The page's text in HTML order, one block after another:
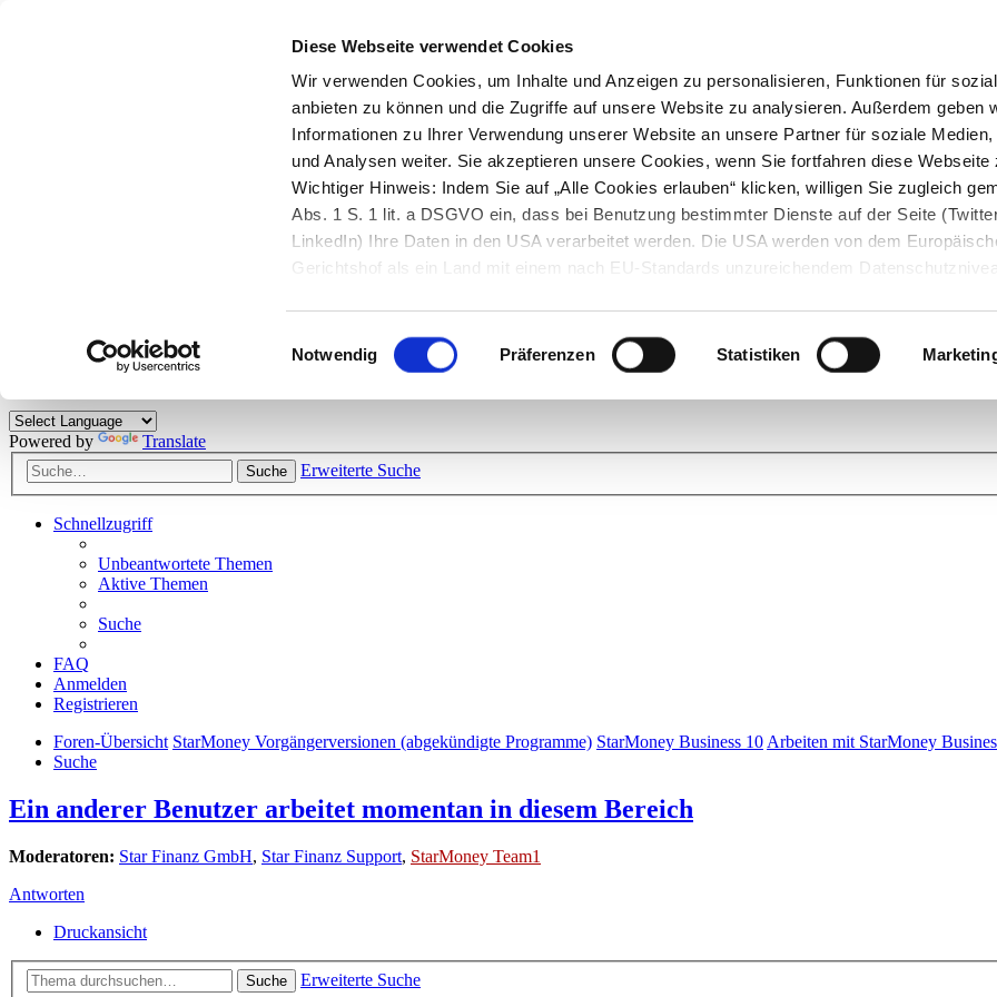
Diese Webseite verwendet Cookies
Wir verwenden Cookies, um Inhalte und Anzeigen zu personalisieren, Funktionen für
anbieten zu können und die Zugriffe auf unsere Website zu analysieren. Außerdem geben
Informationen zu Ihrer Verwendung unserer Website an unsere Partner für soziale Medien,
und Analysen weiter. Sie akzeptieren unsere Cookies, wenn Sie fortfahren diese Webseite
Wichtiger Hinweis: Indem Sie auf „Alle Cookies erlauben“ klicken, willigen Sie zugleich
Abs. 1 S. 1 lit. a DSGVO ein, dass bei Benutzung bestimmter Dienste auf der Seite
LinkedIn) Ihre Daten in den USA verarbeitet werden. Die USA werden von dem
Gerichtshof als ein Land mit einem nach EU-Standards unzureichendem
Einwilligungsauswahl
Notwendig Präferenzen Statistiken
Herzlich willkommen!
Kunden viele nützliche Hilfestellungen und interessante Tipps und Tricks. Stellen Sie Ihre Fragen und helfen Sie mit Ihrem Wissen anderen
Powered by Translate
Suche Erweiterte Suche
Schnellzugriff
Unbeantwortete Themen
Aktive Themen
Suche
FAQ
Anmelden
Registrieren
Foren-Übersicht StarMoney Vorgängerversionen (abgekündigte Programme) StarMoney Business 10Arbeiten mit StarMoney
Suche
Ein anderer Benutzer arbeitet momentan in diesem Bereich
Moderatoren: Star Finanz GmbH, Star Finanz Support, StarMoney Team1
Antworten
Druckansicht
Suche Erweiterte Suche